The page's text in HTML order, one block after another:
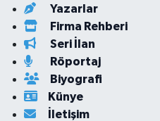
Yazarlar
Firma Rehberi
Seri İlan
Röportaj
Biyografi
Künye
İletişim